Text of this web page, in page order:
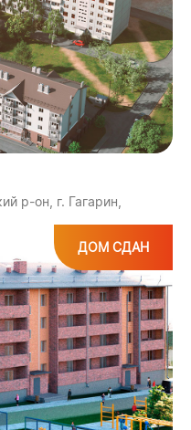
р-он, г. Гагарин,
ДОМ СДАН